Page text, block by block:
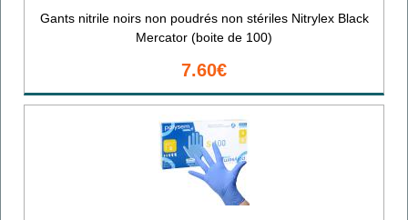
Gants nitrile noirs non poudrés non stériles Nitrylex Black
Mercator (boite de 100)
7.60€